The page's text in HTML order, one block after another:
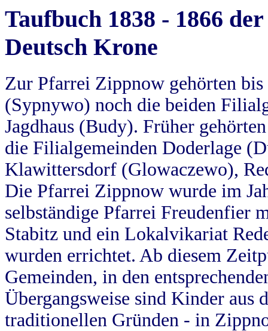
Taufbuch 1838 - 1866
Deutsch Krone
Zur Pfarrei Zippnow gehörten
(Sypnywo) noch die beiden
Jagdhaus (Budy). Früher
die Filialgemeinden Doderlage
Klawittersdorf (Glowaczewo),
Die Pfarrei Zippnow wurde im
selbständige Pfarrei Freudenfier
Stabitz und ein Lokalvikariat
wurden errichtet. Ab diesem
Gemeinden, in den
Übergangsweise sind Kinder aus
traditionellen Gründen - in